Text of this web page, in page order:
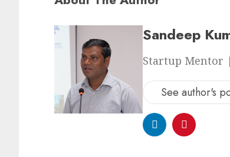
Sandeep
Startup Mentor
See author's